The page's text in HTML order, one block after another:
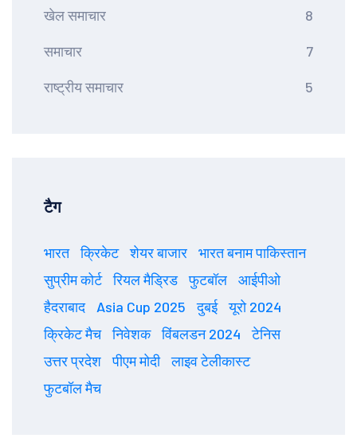
खेल समाचार 8
समाचार 7
राष्ट्रीय समाचार 5
टैग
भारत क्रिकेट शेयर बाजार
भारत बनाम पाकिस्तान
सुप्रीम कोर्ट
रियल मैड्रिड फुटबॉल
आईपीओ
हैदराबाद
Asia Cup 2025 दुबई
यूरो 2024
क्रिकेट मैच
निवेशक विंबलडन 2024
टेनिस
उत्तर प्रदेश
पीएम मोदी
लाइव टेलीकास्ट
फुटबॉल मैच